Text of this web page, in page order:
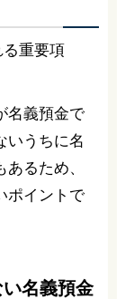
名義預金で
いうちに名
るため、
ポイントで
名義預金